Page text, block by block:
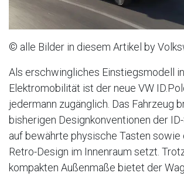
© alle Bilder in diesem Artikel by
Als erschwingliches Einstiegsmodell
Elektromobilität ist der neue VW
jedermann zugänglich. Das Fahrzeug
bisherigen Designkonventionen der
auf bewährte physische Tasten sowie
Retro-Design im Innenraum setzt.
kompakten Außenmaße bietet der